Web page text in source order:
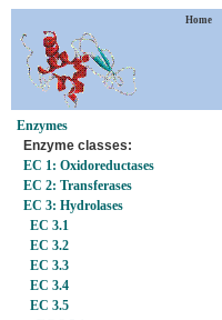
Home
Enzymes
Enzyme classes:
EC 1: Oxidoreductases
EC 2: Transferases
EC 3: Hydrolases
EC 3.1
EC 3.2
EC 3.3
EC 3.4
EC 3.5